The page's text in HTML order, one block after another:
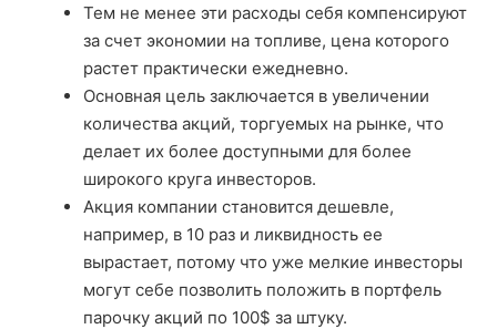
Тем не менее эти расходы себя компенсируют
за счет экономии на топливе, цена которого
растет практически ежедневно.
Основная цель заключается в увеличении
количества акций, торгуемых на рынке, что
делает их более доступными для более
широкого круга инвесторов.
Акция компании становится дешевле,
например, в 10 раз и ликвидность ее
вырастает, потому что уже мелкие инвесторы
могут себе позволить положить в портфель
парочку акций по 100$ за штуку.